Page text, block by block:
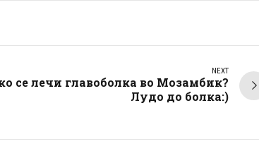
NEXT
се лечи главоболка во Мозамбик?
Лудо до болка:)